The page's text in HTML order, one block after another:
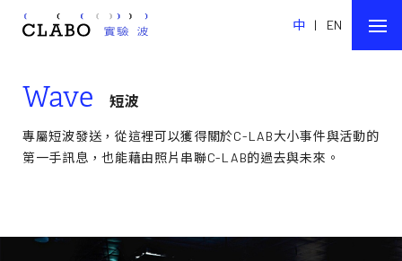
中 | EN
Wave 短波
專屬短波發送，從這裡可以獲得關於C-LAB大小事件與活動的
第一手訊息，也能藉由照片串聯C-LAB的過去與未來。